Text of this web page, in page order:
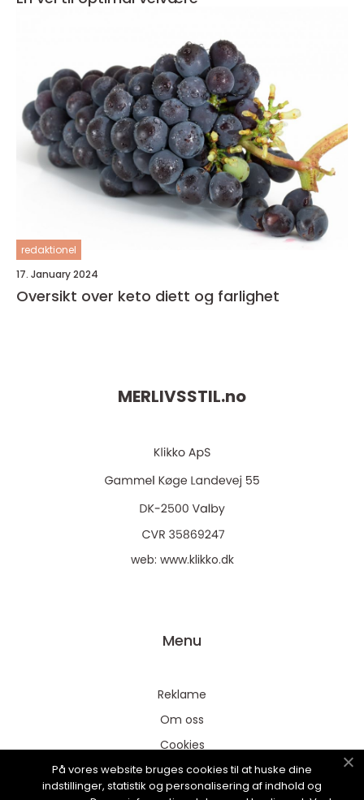
redaktionel
17. January 2024
Oversikt over keto diett og farlighet
MERLIVSSTIL.no
web: www.klikko.dk
Menu
Reklame
Om oss
Cookies
Kontakt Oss
Sitemap
På vores website bruges cookies til at huske dine
indstillinger, statistik og personalisering af indhold og